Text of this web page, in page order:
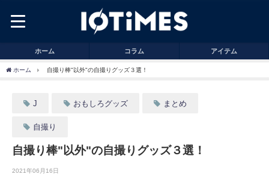
ホーム コラム アイテム
ホーム 自撮り棒"以外"の自撮りグッズ３選！
J おもしろグッズ まとめ
自撮り
自撮り棒"以外"の自撮りグッズ３選！
2021年06月16日